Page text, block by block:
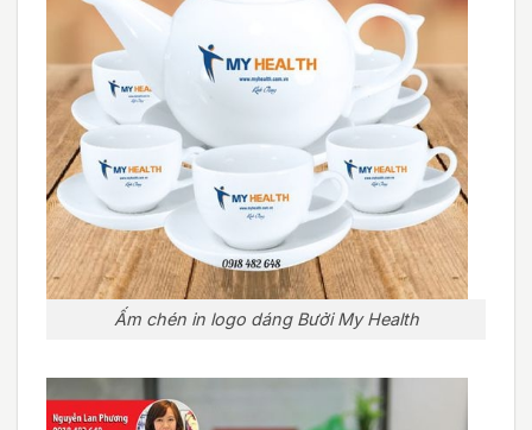
Ấm chén in logo dáng Bưởi My Health